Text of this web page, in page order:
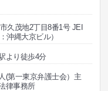
久茂地2丁目8番1号 JEI
沖縄大京ビル）
より徒歩4分
(第一東京弁護士会）主
律事務所